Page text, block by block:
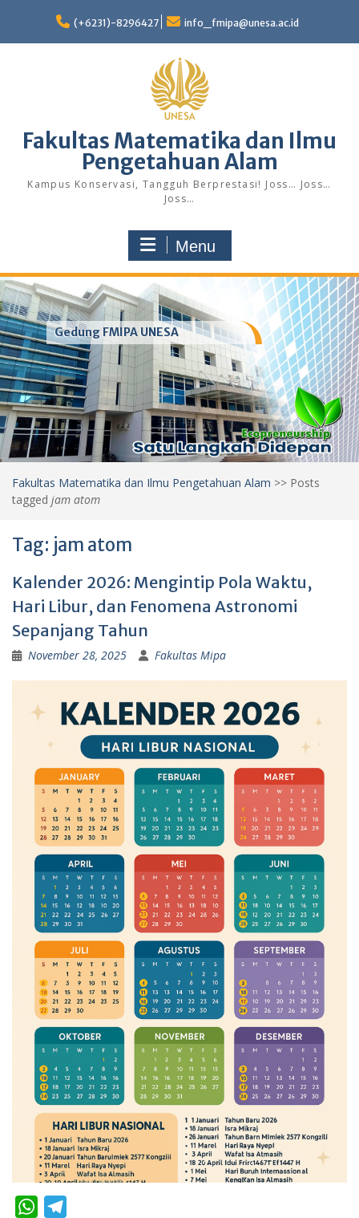
content
(+6231)-8296427 info_fmipa@unesa.ac.id
Fakultas Matematika dan Ilmu
Pengetahuan Alam
Kampus Konservasi, Tangguh Berprestasi! Joss… Joss…
Joss…
Menu
Gedung FMIPA UNESA
Fakultas Matematika dan Ilmu Pengetahuan Alam >> Posts
tagged jam atom
Tag: jam atom
Kalender 2026: Mengintip Pola Waktu,
Hari Libur, dan Fenomena Astronomi
Sepanjang Tahun
November 28, 2025 Fakultas Mipa
W